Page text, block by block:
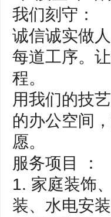
我们刻守：
诚信诚实做
每道工序。
程。
用我们的技
的办公空间
愿。
服务项目 ：
1. 家庭装饰
装、水电安装